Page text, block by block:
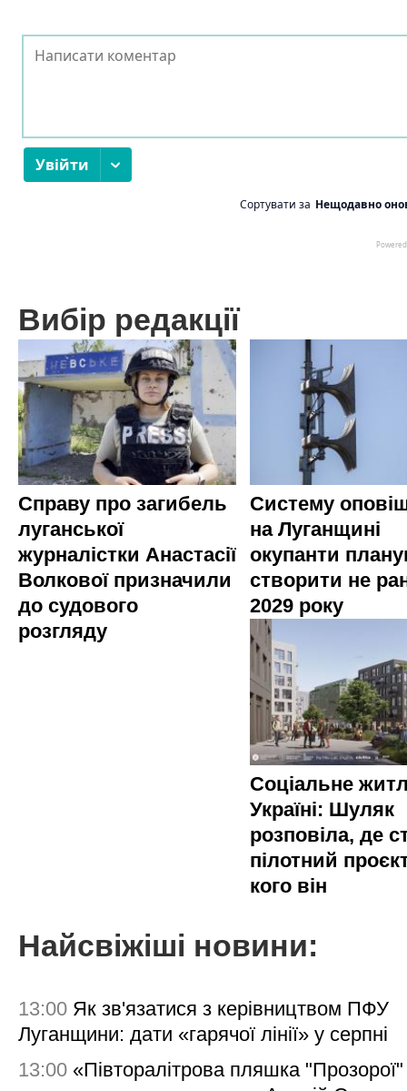
Вибір редакції
Справу про загибель
луганської
журналістки Анастасії
Волкової призначили
до судового
розгляду
Систему
на Луганщині
окупанти
створити не
2029 року
Соціальне
Україні: Шуляк
розповіла, де
пілотний
кого він
Найсвіжіші новини:
13:00 Як зв'язатися з керівництвом ПФУ
Луганщини: дати «гарячої лінії» у серпні
13:00 «Півторалітрова пляшка